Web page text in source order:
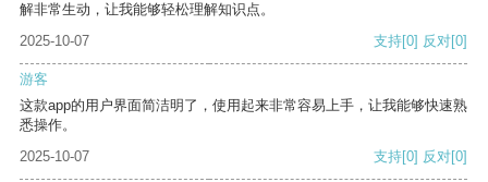
解非常生动，让我能够轻松理解知识点。
2025-10-07
支持[0] 反对[0]
游客
这款app的用户界面简洁明了，使用起来非常容易上手，让我能够快速熟
悉操作。
2025-10-07
支持[0] 反对[0]